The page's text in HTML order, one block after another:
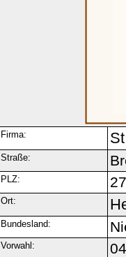
Firma:
Straße:
PLZ:
Ort:
Bundesland:
Vorwahl: